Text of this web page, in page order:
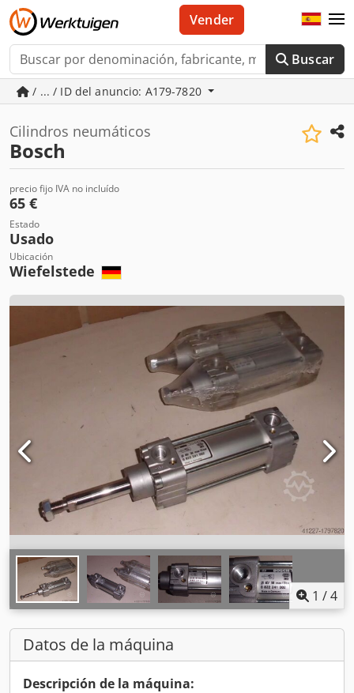
Buscar
Vender
/ ... / ID del anuncio: A179-7820
Cilindros neumáticos
Bosch
precio fijo IVA no incluído
65 €
Estado
Usado
Ubicación
Wiefelstede
1 /4
Datos de la máquina
Descripción de la máquina: